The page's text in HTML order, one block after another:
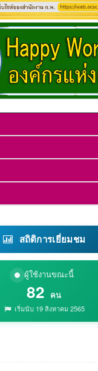
สถิติการเยี่ยมชม
ผู้ใช้งานขณะนี้
82 คน
เริ่มนับ 19 สิงหาคม 2565